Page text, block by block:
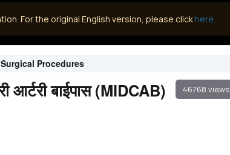
For the original English version, please click here.
Procedures
आर्टरी बाईपास (MIDCAB) 46768 views